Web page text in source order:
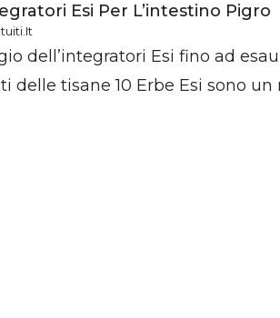
Esi Per L’intestino Pigro
dell’integratori Esi fino ad
delle tisane 10 Erbe Esi sono un